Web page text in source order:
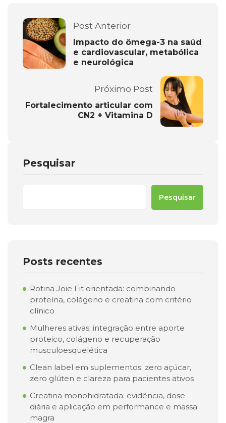
Post Anterior
Impacto do ômega-3 na saúd
e cardiovascular, metabólica
e neurológica
Próximo Post
Fortalecimento articular com
CN2 + Vitamina D
Pesquisar
Pesquisar
Posts recentes
Rotina Joie Fit orientada: combinando
proteína, colágeno e creatina com critério
clínico
Mulheres ativas: integração entre aporte
proteico, colágeno e recuperação
musculoesquelética
Clean label em suplementos: zero açúcar,
zero glúten e clareza para pacientes ativos
Creatina monohidratada: evidência, dose
diária e aplicação em performance e massa
magra